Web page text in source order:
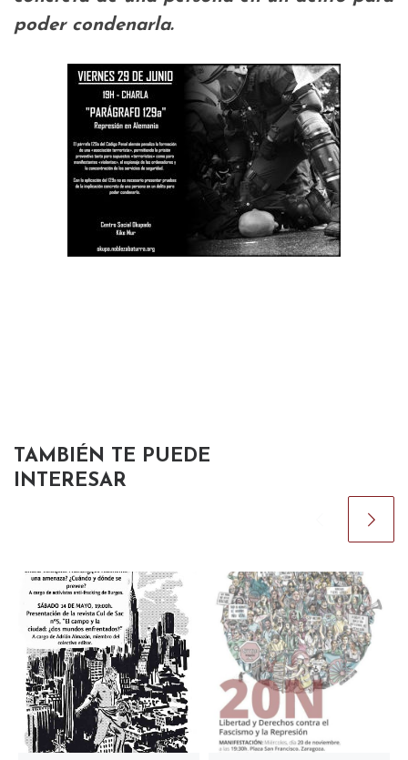
poder condenarla.
TAMBIÉN TE PUEDE
INTERESAR